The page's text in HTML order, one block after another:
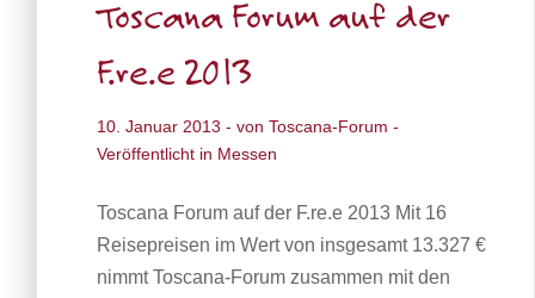
Toscana Forum auf der
F.re.e 2013
10. Januar 2013 - von Toscana-Forum -
Veröffentlicht in Messen
Toscana Forum auf der F.re.e 2013 Mit 16
Reisepreisen im Wert von insgesamt 13.327 €
nimmt Toscana-Forum zusammen mit den